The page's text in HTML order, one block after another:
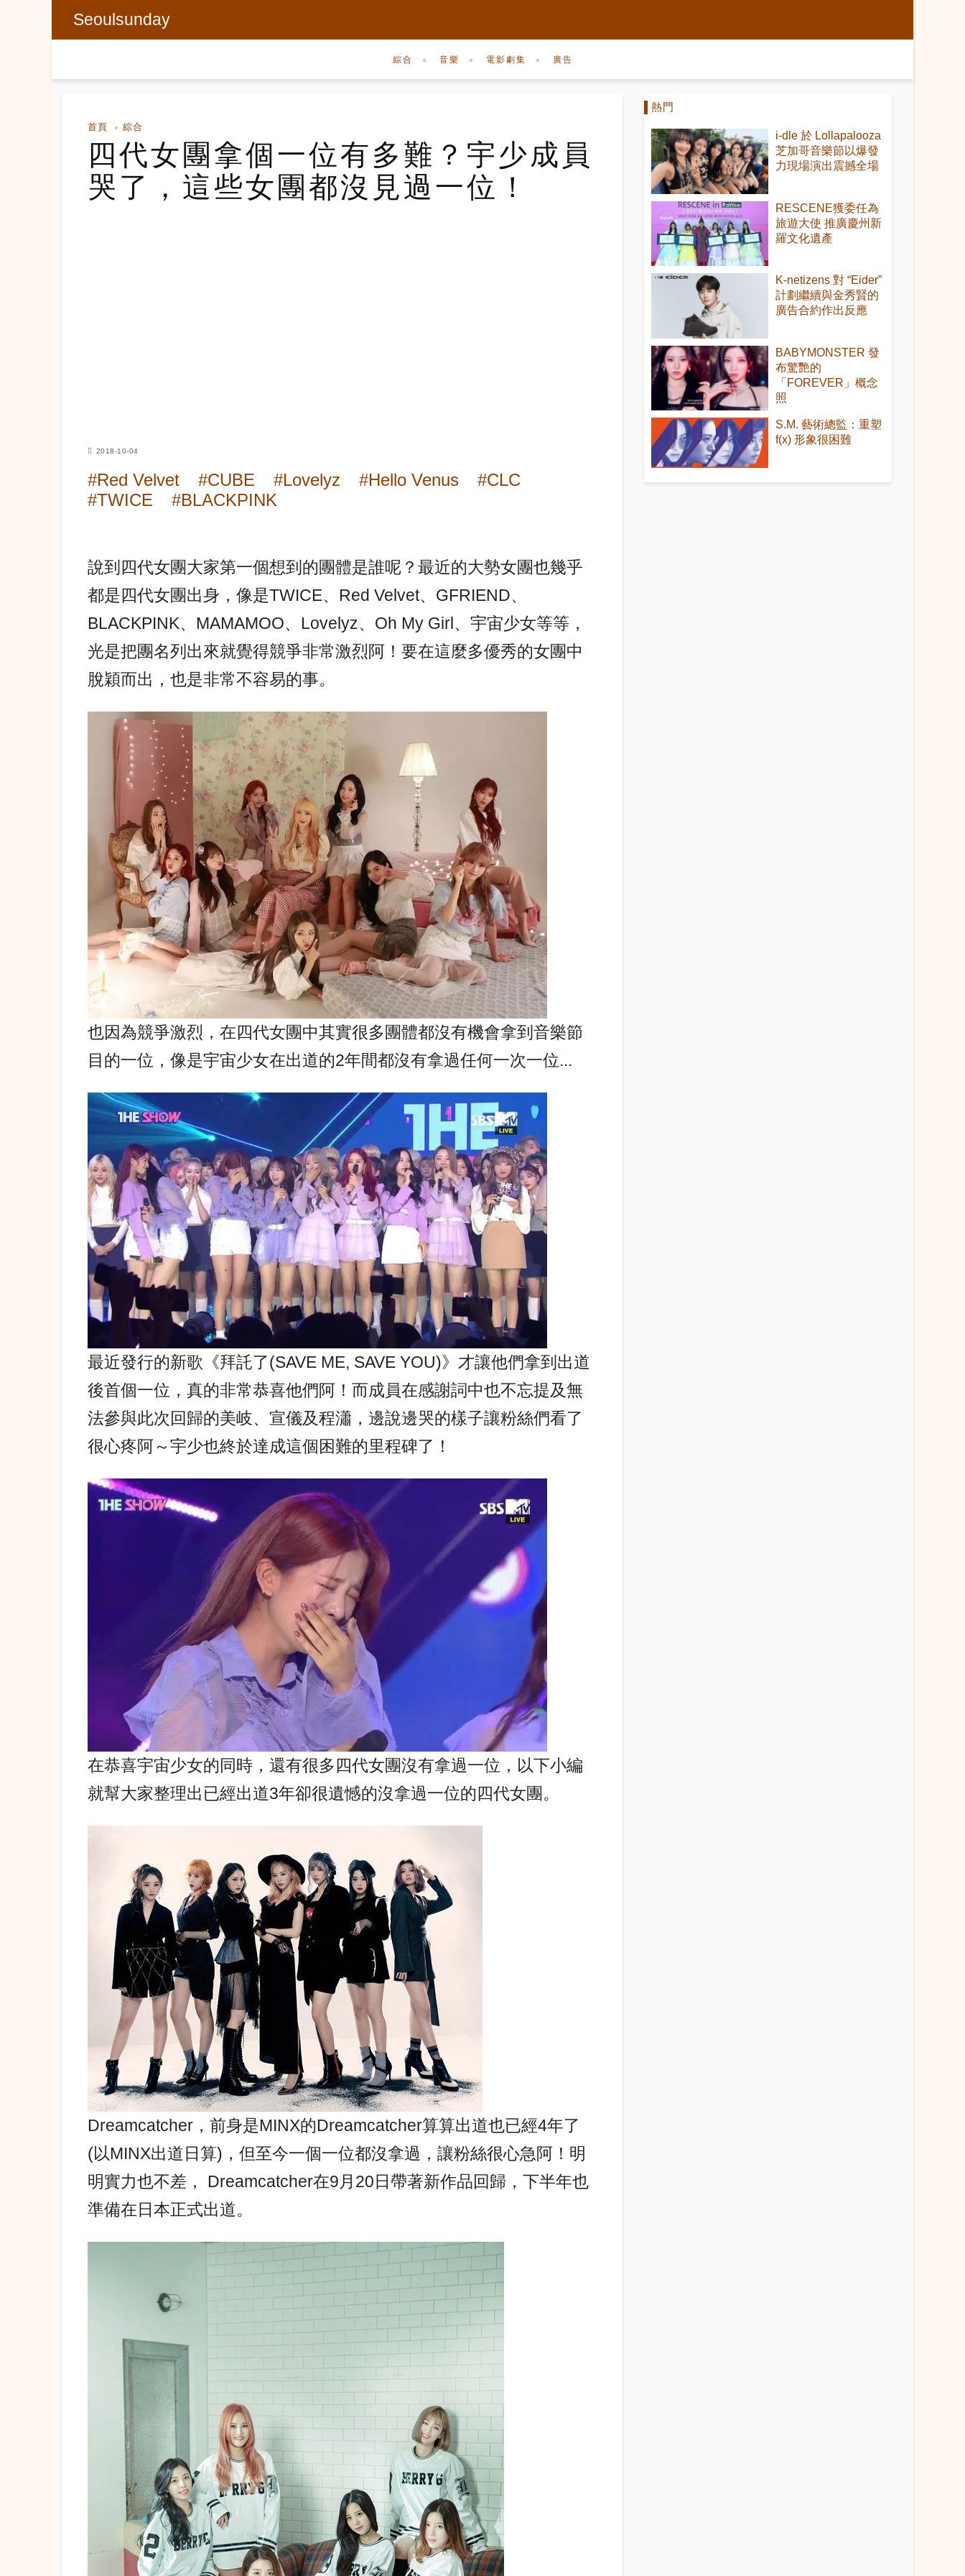
Seoulsunday
綜合 音樂 電影劇集 廣告
首頁 綜合
四代女團拿個一位有多難？宇少成員
哭了，這些女團都沒見過一位！
2018-10-04
#Red Velvet #CUBE #Lovelyz #Hello Venus
#CLC
#TWICE
#BLACKPINK
說到四代女團大家第一個想到的團體是誰呢？ 最近的大勢女團也幾乎
都是四代女團出身，像是TWICE、Red Velvet、GFRIEND、
BLACKPINK、MAMAMOO、Lovelyz、Oh My Girl、宇宙少女等等，
光是把團名列出來就覺得競爭非常激烈阿！ 要在這麼多優秀的女團中
脫穎而出，也是非常不容易的事。
也因為競爭激烈，在四代女團中其實很多團體都沒有機會拿到音樂節
目的一位，像是宇宙少女在出道的2年間都沒有拿過任何一次一位...
最近發行的新歌《拜託了(SAVE ME, SAVE YOU)》才讓他們拿到出道
後首個一位，真的非常恭喜他們阿！ 而成員在感謝詞中也不忘提及無
法參與此次回歸的美岐、宣儀及程瀟，邊說邊哭的樣子讓粉絲們看了
很心疼阿～宇少也終於達成這個困難的里程碑了！
在恭喜宇宙少女的同時，還有很多四代女團沒有拿過一位，以下小編
就幫大家整理出已經出道3年卻很遺憾的沒拿過一位的四代女團。
Dreamcatcher，前身是MINX的Dreamcatcher算算出道也已經4年了
(以MINX出道日算)，但至今一個一位都沒拿過，讓粉絲很心急阿！ 明
明實力也不差， Dreamcatcher在9月20日帶著新作品回歸，下半年也
準備在日本正式出道。
熱門
i-dle 於 Lollapalooza
芝加哥音樂節以爆發
力現場演出震撼全場
RESCENE獲委任為
旅遊大使 推廣慶州新
羅文化遺產
K-netizens 對 “Eider”
計劃繼續與金秀賢的
廣告合約作出反應
BABYMONSTER 發
布驚艷的
「FOREVER」概念
照
S.M. 藝術總監：重塑
f(x) 形象很困難